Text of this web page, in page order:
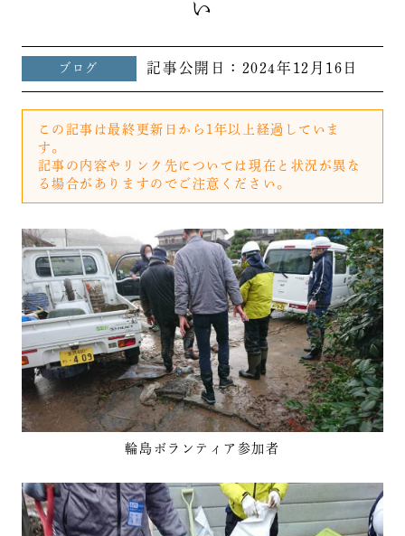
い
ブログ 記事公開日： 2024年12月16日
この記事は最終更新日から1年以上経過していま
す。
記事の内容やリンク先については現在と状況が異な
る場合がありますのでご注意ください。
輪島ボランティア参加者